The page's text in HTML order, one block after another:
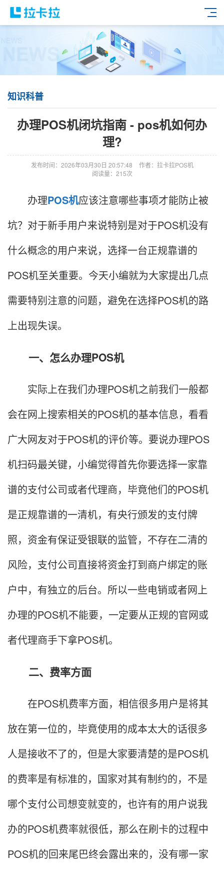
知识科普
办理POS机闭坑指南 - pos机如何办
理?
发布时间：2026年03月30日 20:57:48
作者：拉卡拉POS机
阅读量：215次
办理POS机应该注意哪些事项才能防止被
坑？对于新手用户来说特别是对于POS机没有
什么概念的用户来说，选择一台正规靠谱的
POS机至关重要。今天小编就为大家提出几点
需要特别注意的问题，避免在选择POS机的路
上出现失误。
一、怎么办理POS机
实际上在我们办理POS机之前我们一般都
会在网上搜索相关的POS机的基本信息，看看
广大网友对于POS机的评价等。要说办理POS
机扫码最关键，小编觉得首先你要选择一家靠
谱的支付公司或者代理商，毕竟他们的POS机
是正规靠谱的一清机，有央行颁发的支付牌
照，资金有保证受银联的监管，不存在二清的
风险，支付公司直接将资金打到商户绑定的账
户中，有独立的后台。所以一些电销或者网上
办理的POS机不能要，一定要从正规的官网或
者代理商手下拿POS机。
二、费率方面
在POS机费率方面，相信很多用户是将其
放在第一位的，毕竟使用的成本太大的话很多
人是接收不了的，但是大家要清楚的是POS机
的费率是有标准的，国家对其有制约的，不是
哪个支付公司想变就变的，也许有的用户说我
办的POS机费率就很低，那么在刷卡的过程中
POS机的回来尾巴终会露出来的，没有哪一家